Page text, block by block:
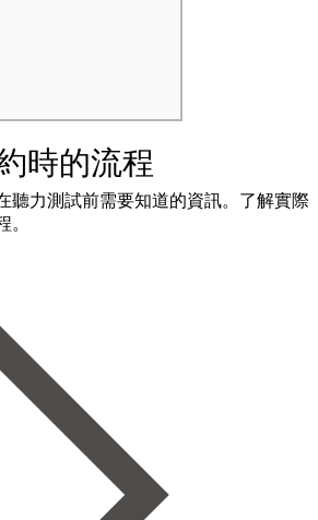
時的流程
聽力測試前需要知道的資訊。了解實際
。